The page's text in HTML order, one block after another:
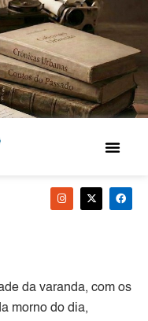
da varanda, com os
morno do dia,